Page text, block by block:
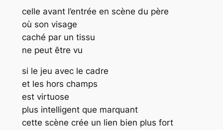
celle avant l’entrée en scène du père
où son visage
caché par un tissu
ne peut être vu
si le jeu avec le cadre
et les hors champs
est virtuose
plus intelligent que marquant
cette scène crée un lien bien plus fort